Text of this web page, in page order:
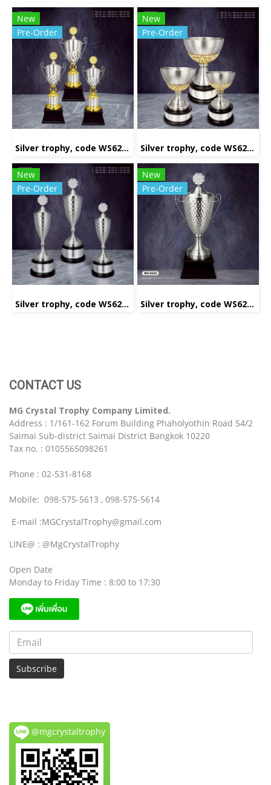
New
Pre-Order
Silver trophy, code WS6231
New
Pre-Order
Silver trophy, code WS6223
New
Pre-Order
Silver trophy, code WS6225
New
Pre-Order
Silver trophy, code WS6224
CONTACT US
MG Crystal Trophy Company Limited.
Address : 1/161-162 Forum Building Phaholyothin Road 54/2
Saimai Sub-district Saimai District Bangkok 10220
Tax no. : 0105565098261
Phone : 02-531-8168
Mobile: 098-575-5613 , 098-575-5614
E-mail :MGCrystalTrophy@gmail.com
LINE@ : @MgCrystalTrophy
Open Date
Monday to Friday Time : 8:00 to 17:30
Subscribe
@mgcrystaltrophy